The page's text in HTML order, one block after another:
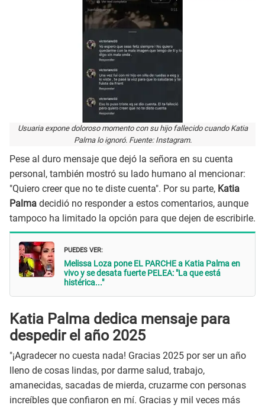
Usuaria expone doloroso momento con su hijo fallecido cuando Katia
Palma lo ignoró. Fuente: Instagram.
Pese al duro mensaje que dejó la señora en su cuenta
personal, también mostró su lado humano al mencionar:
"Quiero creer que no te diste cuenta". Por su parte, Katia
Palma decidió no responder a estos comentarios, aunque
tampoco ha limitado la opción para que dejen de escribirle.
PUEDES VER:
Melissa Loza pone EL PARCHE a Katia Palma en
vivo y se desata fuerte PELEA: "La que está
histérica..."
Katia Palma dedica mensaje para
despedir el año 2025
"¡Agradecer no cuesta nada! Gracias 2025 por ser un año
lleno de cosas lindas, por darme salud, trabajo,
amanecidas, sacadas de mierda, cruzarme con personas
increíbles que confiaron en mí. Gracias y mil veces más